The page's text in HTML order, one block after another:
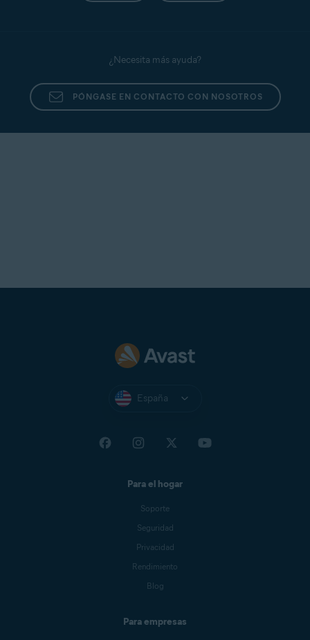
¿Necesita más ayuda?
PÓNGASE EN CONTACTO CON NOSOTROS
España
Para el hogar
Soporte
Seguridad
Privacidad
Rendimiento
Blog
Para empresas